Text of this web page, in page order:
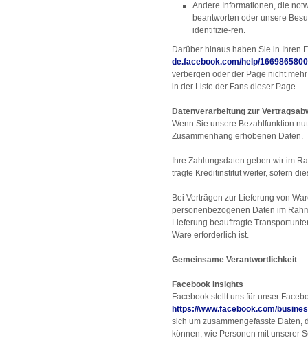
Andere Informationen, die
beantworten oder unsere
identifizie-ren.
Darüber hinaus haben Sie in Ihren
de.facebook.com/help/
verbergen oder der Page nicht
in der Liste der Fans dieser Page.
Datenverarbeitung zur
Wenn Sie unsere Bezahlfunktion
Zusammenhang erhobenen Daten.
Ihre Zahlungsdaten geben wir im
tragte Kreditinstitut weiter, sofern
Bei Verträgen zur Lieferung von
personenbezogenen Daten im
Lieferung beauftragte
Ware erforderlich ist.
Gemeinsame Verantwortlichkeit
Facebook Insights
Facebook stellt uns für unser
https://www.facebook.com/
sich um zusammengefasste Daten,
können, wie Personen mit unserer